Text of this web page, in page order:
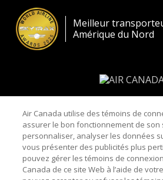
fenêtre
Meilleur
Amérique du Nord
Conditions générales de
Plan de service
Plan d'urgence en cas de longs
de trafic
Air Canada utilise des témoins de
assurer le bon fonctionnement de son
personnaliser, analyser les données
vous présenter des publicités plus
pouvez gérer les témoins de
Canada de ce site Web à l’aide de